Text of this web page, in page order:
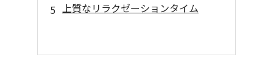
上質なリラクゼーションタイム